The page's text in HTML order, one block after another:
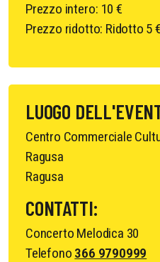
Prezzo intero: 10 €
Prezzo ridotto: Ridotto 5 €
LUOGO
Centro Commerciale
Ragusa
Ragusa
CONTATTI:
Concerto Melodica 30
Telefono 366 9790999